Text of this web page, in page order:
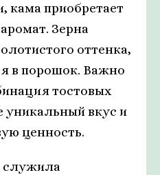
кама приобретает
Зерна
оттенка,
в порошок. Важно
тостовых
уникальный вкус и
ценность.
служила